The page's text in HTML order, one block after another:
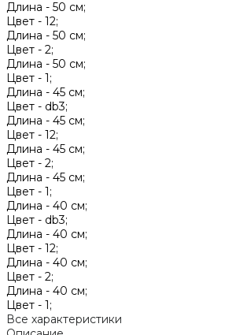
Длина - 50 см;
Цвет - 12;
Длина - 50 см;
Цвет - 2;
Длина - 50 см;
Цвет - 1;
Длина - 45 см;
Цвет - db3;
Длина - 45 см;
Цвет - 12;
Длина - 45 см;
Цвет - 2;
Длина - 45 см;
Цвет - 1;
Длина - 40 см;
Цвет - db3;
Длина - 40 см;
Цвет - 12;
Длина - 40 см;
Цвет - 2;
Длина - 40 см;
Цвет - 1;
Все характеристики